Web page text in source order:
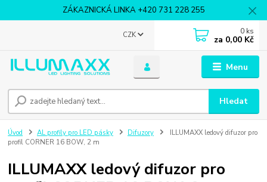
ZÁKAZNICKÁ LINKA +420 731 228 255
Menu
CZK
Hledat
0 ks
za 0,00 Kč
Úvod AL profily pro LED pásky Difuzory
ILLUMAXX ledový difuzor pro
profil CORNER 16 BOW, 2 m
ILLUMAXX ledový difuzor pro